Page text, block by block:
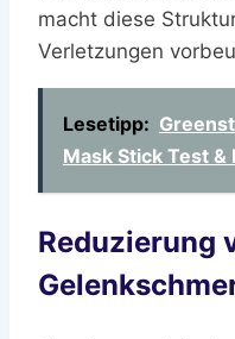
macht diese
Verletzungen
Lesetipp:
Mask Stick Test
Reduzierung